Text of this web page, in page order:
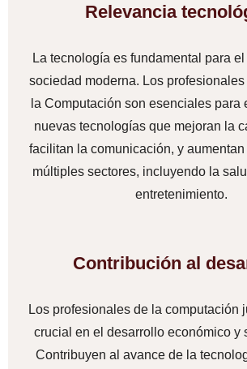
Relevancia
La tecnología es fundamental para
sociedad moderna. Los
la Computación son esenciales para
nuevas tecnologías que mejoran la
facilitan la comunicación, y
múltiples sectores, incluyendo la
entretenimiento.
Contribución al
Los profesionales de la computación
crucial en el desarrollo económico y
Contribuyen al avance de la